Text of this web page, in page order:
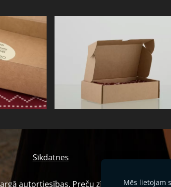
Sīkdatnes
autortiesības. Preču zīme Nr.M 72 816.
Mēs lietojam